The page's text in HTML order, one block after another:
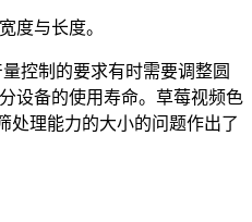
度与长度。
控制的要求有时需要调整圆
设备的使用寿命。草莓视频色
处理能力的大小的问题作出了